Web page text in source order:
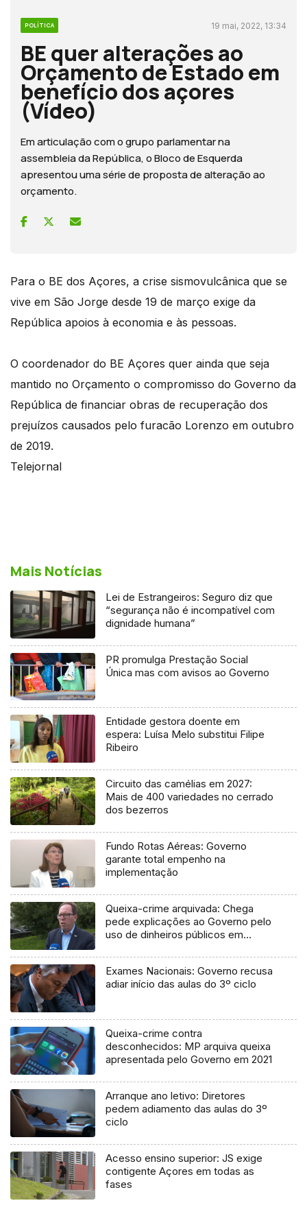
POLÍTICA 19 mai, 2022, 13:34
BE quer alterações ao
Orçamento de Estado em
benefício dos açores
(Vídeo)
Em articulação com o grupo parlamentar na
assembleia da República, o Bloco de Esquerda
apresentou uma série de proposta de alteração ao
orçamento.
Para o BE dos Açores, a crise sismovulcânica que se
vive em São Jorge desde 19 de março exige da
República apoios à economia e às pessoas.
O coordenador do BE Açores quer ainda que seja
mantido no Orçamento o compromisso do Governo da
República de financiar obras de recuperação dos
prejuízos causados pelo furacão Lorenzo em outubro
de 2019.
Telejornal
Mais Notícias
Lei de Estrangeiros: Seguro diz que
“segurança não é incompatível com
dignidade humana”
PR promulga Prestação Social
Única mas com avisos ao Governo
Entidade gestora doente em
espera: Luísa Melo substitui Filipe
Ribeiro
Circuito das camélias em 2027:
Mais de 400 variedades no cerrado
dos bezerros
Fundo Rotas Aéreas: Governo
garante total empenho na
implementação
Queixa-crime arquivada: Chega
pede explicações ao Governo pelo
uso de dinheiros públicos em
Exames Nacionais: Governo recusa
adiar início das aulas do 3º ciclo
Queixa-crime contra
desconhecidos: MP arquiva queixa
apresentada pelo Governo em 2021
Arranque ano letivo: Diretores
pedem adiamento das aulas do 3º
ciclo
Acesso ensino superior: JS exige
contigente Açores em todas as
fases